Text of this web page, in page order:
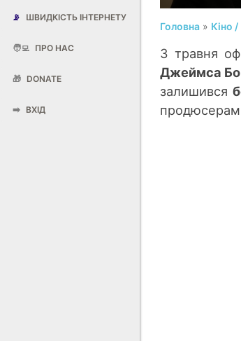
📡 ШВИДКІСТЬ ІНТЕРНЕТУ
🧑‍💻 ПРО НАС
🎁 DONATE
➡️ ВХІД
Головна » Кіно
З травня
Джеймса
залишився